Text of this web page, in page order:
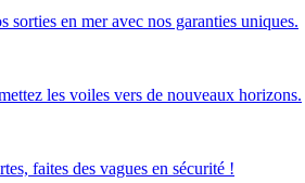
sorties en mer avec nos garanties uniques.
les voiles vers de nouveaux horizons.
faites des vagues en sécurité !